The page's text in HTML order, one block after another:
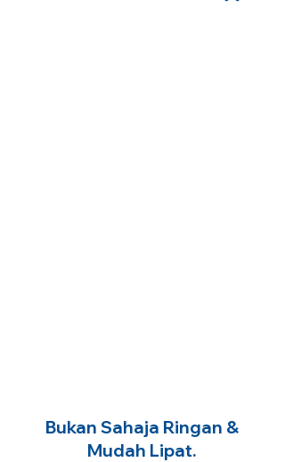
Bukan Sahaja Ringan &
Mudah Lipat.